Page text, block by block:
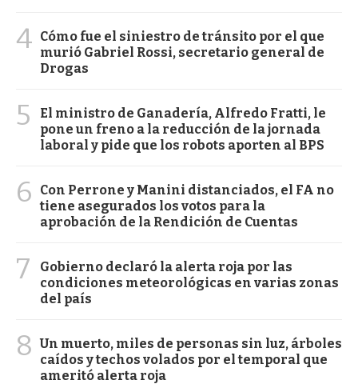
4 Cómo fue el siniestro de tránsito por el que
murió Gabriel Rossi, secretario general de
Drogas
5
El ministro de Ganadería, Alfredo Fratti, le
pone un freno a la reducción de la jornada
laboral y pide que los robots aporten al BPS
6
Con Perrone y Manini distanciados, el FA no
tiene asegurados los votos para la
aprobación de la Rendición de Cuentas
7
Gobierno declaró la alerta roja por las
condiciones meteorológicas en varias zonas
del país
8 Un muerto, miles de personas sin luz, árboles
caídos y techos volados por el temporal que
ameritó alerta roja